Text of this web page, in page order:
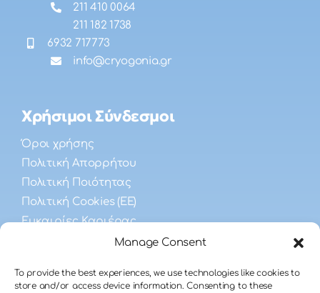
Manage Consent
To provide the best experiences, we use technologies like cookies to
store and/or access device information. Consenting to these
211 410 0064
211 182 1738
6932 717773
info@cryogonia.gr
Χρήσιμοι Σύνδεσμοι
Όροι χρήσης
Πολιτική Απορρήτου
Πολιτική Ποιότητας
Πολιτική Cookies (ΕΕ)
Ευκαιρίες Καριέρας
Συχνές Ερωτήσεις